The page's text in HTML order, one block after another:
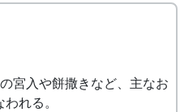
して玄米にし、袋に詰
す。|
ト。
宮入や餅撒きなど、主なお
れる。